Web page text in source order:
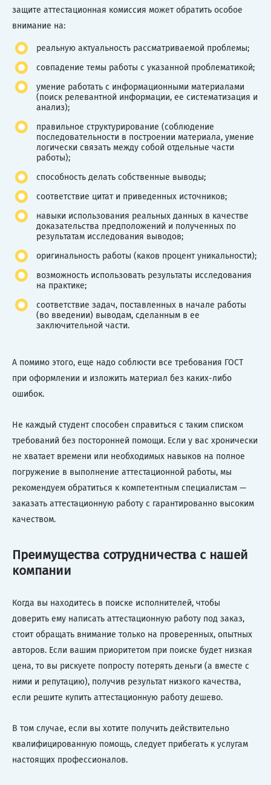
защите аттестационная комиссия может обратить особое
внимание на:
реальную актуальность рассматриваемой проблемы;
совпадение темы работы с указанной проблематикой;
умение работать с информационными материалами
(поиск релевантной информации, ее систематизация и
анализ);
правильное структурирование (соблюдение
последовательности в построении материала, умение
логически связать между собой отдельные части
работы);
способность делать собственные выводы;
соответствие цитат и приведенных источников;
навыки использования реальных данных в качестве
доказательства предположений и полученных по
результатам исследования выводов;
оригинальность работы (каков процент уникальности);
возможность использовать результаты исследования
на практике;
соответствие задач, поставленных в начале работы
(во введении) выводам, сделанным в ее
заключительной части.
А помимо этого, еще надо соблюсти все требования ГОСТ
при оформлении и изложить материал без каких-либо
ошибок.
Не каждый студент способен справиться с таким списком
требований без посторонней помощи. Если у вас хронически
не хватает времени или необходимых навыков на полное
погружение в выполнение аттестационной работы, мы
рекомендуем обратиться к компетентным специалистам —
заказать аттестационную работу с гарантированно высоким
качеством.
Преимущества сотрудничества с нашей
компании
Когда вы находитесь в поиске исполнителей, чтобы
доверить ему написать аттестационную работу под заказ,
стоит обращать внимание только на проверенных, опытных
авторов. Если вашим приоритетом при поиске будет низкая
цена, то вы рискуете попросту потерять деньги (а вместе с
ними и репутацию), получив результат низкого качества,
если решите купить аттестационную работу дешево.
В том случае, если вы хотите получить действительно
квалифицированную помощь, следует прибегать к услугам
настоящих профессионалов.